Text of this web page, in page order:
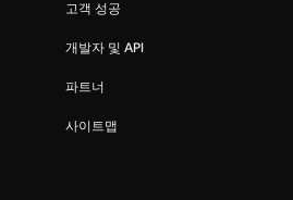
고객 성공
개발자 및 API
파트너
사이트맵